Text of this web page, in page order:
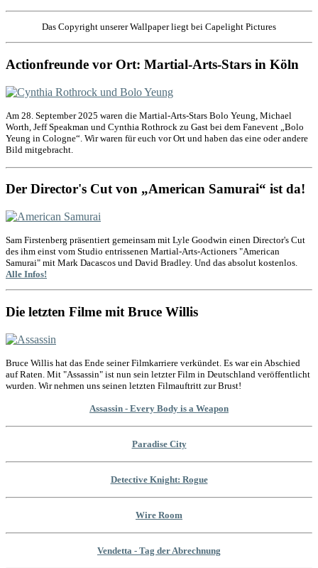
Das Copyright unserer Wallpaper liegt bei Capelight Pictures
Actionfreunde vor Ort: Martial-Arts-Stars in Köln
Am 28. September 2025 waren die Martial-Arts-Stars Bolo Yeung, Michael
Worth, Jeff Speakman und Cynthia Rothrock zu Gast bei dem Fanevent „Bolo
Yeung in Cologne“. Wir waren für euch vor Ort und haben das eine oder andere
Bild mitgebracht.
Der Director's Cut von „American Samurai“ ist da!
Sam Firstenberg präsentiert gemeinsam mit Lyle Goodwin einen Director's Cut
des ihm einst vom Studio entrissenen Martial-Arts-Actioners "American
Samurai" mit Mark Dacascos und David Bradley. Und das absolut kostenlos.
Alle Infos!
Die letzten Filme mit Bruce Willis
Bruce Willis hat das Ende seiner Filmkarriere verkündet. Es war ein Abschied
auf Raten. Mit "Assassin" ist nun sein letzter Film in Deutschland veröffentlicht
wurden. Wir nehmen uns seinen letzten Filmauftritt zur Brust!
Assassin - Every Body is a Weapon
Paradise City
Detective Knight: Rogue
Wire Room
Vendetta - Tag der Abrechnung